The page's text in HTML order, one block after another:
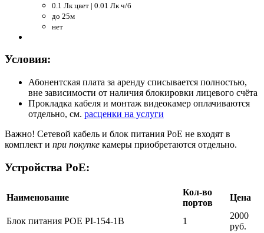
0.1 Лк цвет | 0.01 Лк ч/б
до 25м
нет
Условия:
Абонентская плата за аренду списывается полностью,
вне зависимости от наличия блокировки лицевого счёта
Прокладка кабеля и монтаж видеокамер оплачиваются
отдельно, см. расценки на услуги
Важно! Сетевой кабель и блок питания PoE не входят в
комплект и при покупке камеры приобретаются отдельно.
Устройства PoE:
Наименование
Кол-во
портов
Цена
Блок питания POE PI-154-1B 1
2000
руб.